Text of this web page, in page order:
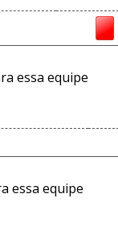
essa equipe
essa equipe